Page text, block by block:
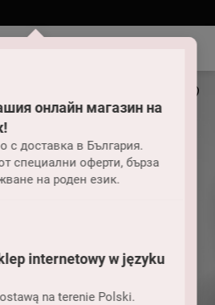
онлайн магазин на
с доставка в България.
специални оферти, бърза
на роден език.
internetowy w języku
na terenie Polski.